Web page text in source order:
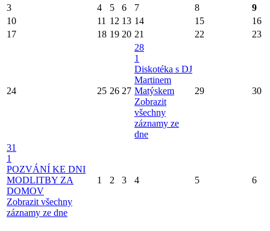
3 4 5 6 7 8
9
10
11 12 13 14 15
16
17
18 19 20 21 22 23
24 25 26 27
28
1
Diskotéka s DJ
Martinem
Matýskem
Zobrazit
všechny
záznamy ze
dne
29 30
31
1
POZVÁNÍ KE DNI
MODLITBY ZA
DOMOV
Zobrazit všechny
záznamy ze dne
1 2 3 4 5 6